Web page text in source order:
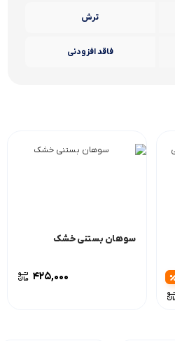
ترش
فاقد افزودنی
سوهان بستنی خشک
425,000